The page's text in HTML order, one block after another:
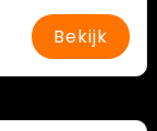
Bekijk